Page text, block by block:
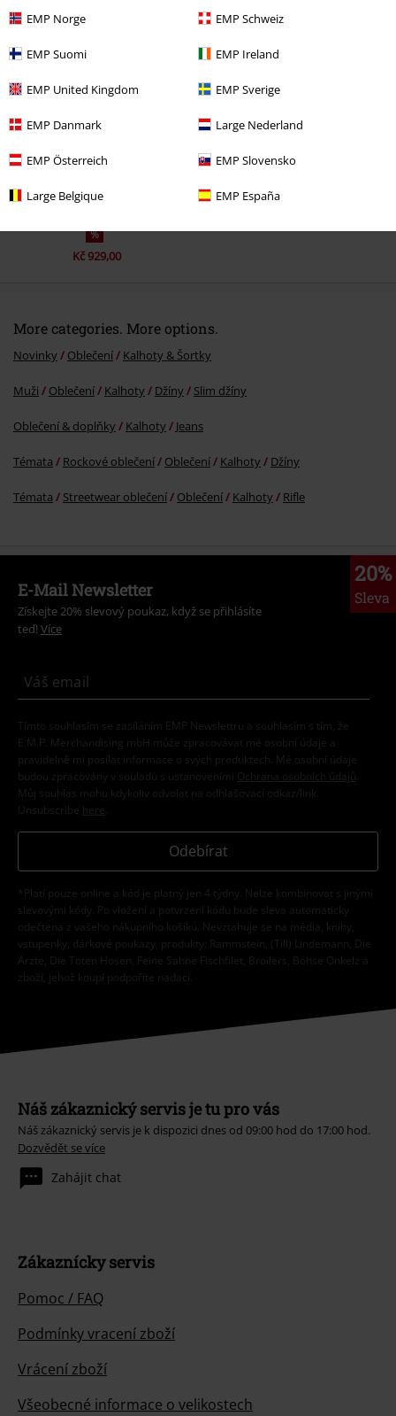
EMP Norge EMP Schweiz
EMP Suomi EMP Ireland
EMP United Kingdom EMP Sverige
EMP Danmark Large Nederland
EMP Österreich EMP Slovensko
Large Belgique EMP España
Naposledy navštívené
%
Kč 929,00
More categories. More options.
Novinky Oblečení Kalhoty & Šortky
Muži Oblečení Kalhoty Džíny Slim džíny
Oblečení & doplňky Kalhoty Jeans
Témata Rockové oblečení Oblečení Kalhoty Džíny
Témata Streetwear oblečení Oblečení Kalhoty Rifle
20%
Sleva
E-Mail Newsletter
Získejte 20% slevový poukaz, když se přihlásíte
teď! Více
Tímto souhlasím se zasíláním EMP Newslettru a souhlasím s tím, že
E.M.P. Merchandising mbH může zpracovávat mé osobní údaje a
pravidelně mi posílat informace o svých produktech. Mé osobní údaje
budou zpracovány v souladu s ustanoveními
Ochrana osobních údajů
Můj souhlas mohu kdykoliv odvolat na odhlašovací odkaz/link.
Unsubscribe here
Odebírat
*Platí pouze online a kód je platný jen 4 týdny. Nelze kombinovat s jinými
slevovými kódy. Po vložení a potvrzení kódu bude sleva automaticky
odečtena z vašeho nákupního košíku. Nevztahuje se na média, knihy,
vstupenky, dárkové poukazy, produkty: Rammstein, (Till) Lindemann, Die
Ärzte, Die Toten Hosen, Feine Sahne Fischfilet, Broilers, Böhse Onkelz a
zboží, jehož koupí podpoříte nadaci.
Náš zákaznický servis je tu pro vás
Náš zákaznický servis je k dispozici dnes od 09:00 hod do 17:00 hod.
Dozvědět se více
Zahájit chat
Zákaznícky servis
Pomoc / FAQ
Podmínky vracení zboží
Vrácení zboží
Všeobecné informace o velikostech